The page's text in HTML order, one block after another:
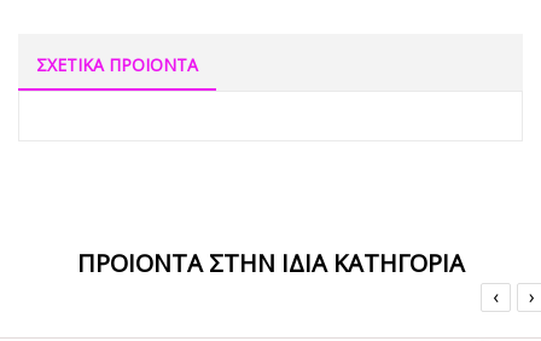
ΣΧΕΤΙΚΑ ΠΡΟΙΟΝΤΑ
ΠΡΟΙΟΝΤΑ ΣΤΗΝ ΙΔΙΑ ΚΑΤΗΓΟΡΙΑ
‹ ›